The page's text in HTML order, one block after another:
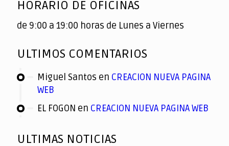
HORARIO DE OFICINAS
de 9:00 a 19:00 horas de Lunes a Viernes
ULTIMOS COMENTARIOS
Miguel Santos en CREACION NUEVA PAGINA
WEB
EL FOGON en CREACION NUEVA PAGINA WEB
ULTIMAS NOTICIAS